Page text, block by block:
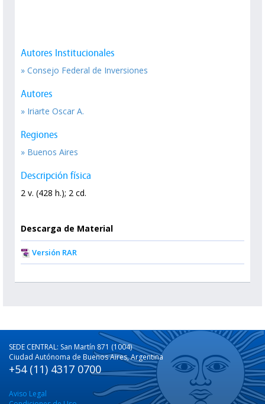
Autores Institucionales
» Consejo Federal de Inversiones
Autores
» Iriarte Oscar A.
Regiones
» Buenos Aires
Descripción física
2 v. (428 h.); 2 cd.
Descarga de Material
Versión RAR
SEDE CENTRAL: San Martín 871 (1004)
Ciudad Autónoma de Buenos Aires, Argentina
+54 (11) 4317 0700
Aviso Legal